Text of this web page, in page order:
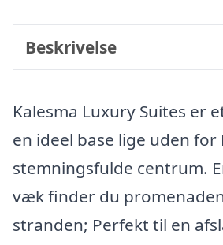
Beskrivelse
Kalesma Luxury Suites er
en ideel base lige uden for
stemningsfulde centrum.
væk finder du
stranden; Perfekt til en